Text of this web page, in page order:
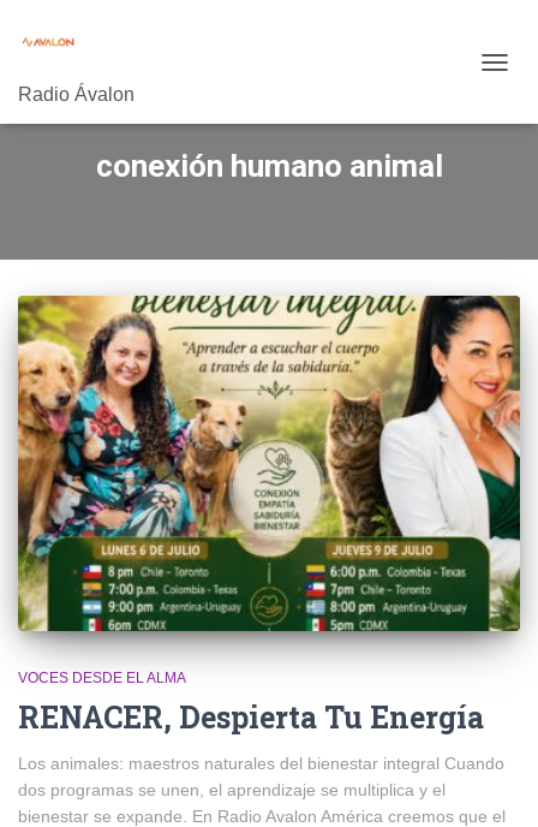
Radio Ávalon
DE
conexión humano animal
VOCES DESDE EL ALMA
RENACER, Despierta Tu Energía
Los animales: maestros naturales del bienestar integral Cuando
dos programas se unen, el aprendizaje se multiplica y el
bienestar se expande. En Radio Avalon América creemos que el